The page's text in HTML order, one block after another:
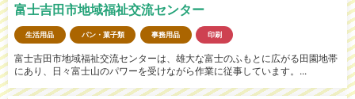
富士吉田市地域福祉交流センター
生活用品 パン・菓子類 事務用品 印刷
富士吉田市地域福祉交流センターは、雄大な富士のふもとに広がる田園地帯
にあり、日々富士山のパワーを受けながら作業に従事しています。...